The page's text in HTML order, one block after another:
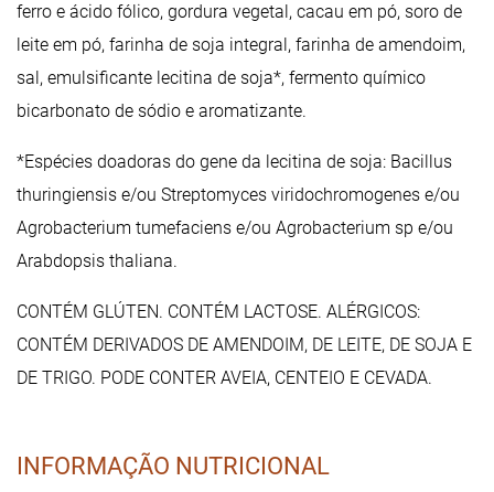
ferro e ácido fólico, gordura vegetal, cacau em pó, soro de
leite em pó, farinha de soja integral, farinha de amendoim,
sal, emulsificante lecitina de soja*, fermento químico
bicarbonato de sódio e aromatizante.
*Espécies doadoras do gene da lecitina de soja: Bacillus
thuringiensis e/ou Streptomyces viridochromogenes e/ou
Agrobacterium tumefaciens e/ou Agrobacterium sp e/ou
Arabdopsis thaliana.
CONTÉM GLÚTEN. CONTÉM LACTOSE. ALÉRGICOS:
CONTÉM DERIVADOS DE AMENDOIM, DE LEITE, DE SOJA E
DE TRIGO. PODE CONTER AVEIA, CENTEIO E CEVADA.
INFORMAÇÃO NUTRICIONAL